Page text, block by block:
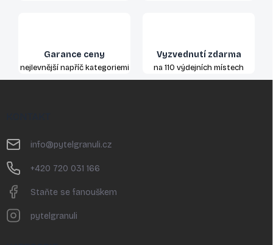
Garance ceny
nejlevnější napříč kategoriemi
Vyzvednutí zdarma
na 110 výdejních místech
info@pytelgranuli.cz
+420 720 031 166
Staňte se fanouškem
pytelgranuli